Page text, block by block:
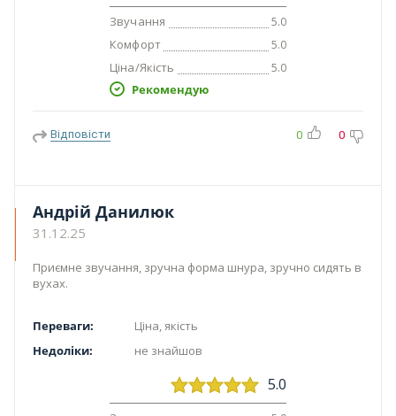
Звучання 5.0
Комфорт 5.0
Ціна/Якість 5.0
Рекомендую
Відповісти 0 0
Андрій Данилюк
31.12.25
Приємне звучання, зручна форма шнура, зручно сидять в
вухах.
Переваги:
Ціна, якість
Недоліки:
не знайшов
5.0